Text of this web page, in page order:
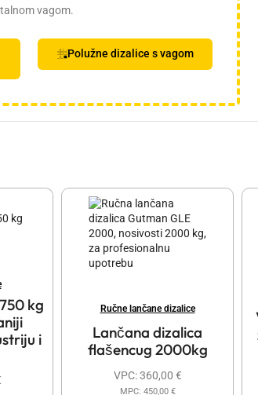
vagom.
Polužne dizalice s vagom
kg
i
Ručne lančane dizalice
Lančana dizalica
flašencug 2000kg
VPC:360,00 €
MPC: 450,00 €